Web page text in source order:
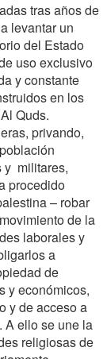
tras años de
levantar un
del Estado
uso exclusivo
y constante
en los
Quds.
privando,
y militares,
procedido
– robar
de la
laborales y
a
de
y económicos,
y de acceso a
A ello se une la
religiosas de